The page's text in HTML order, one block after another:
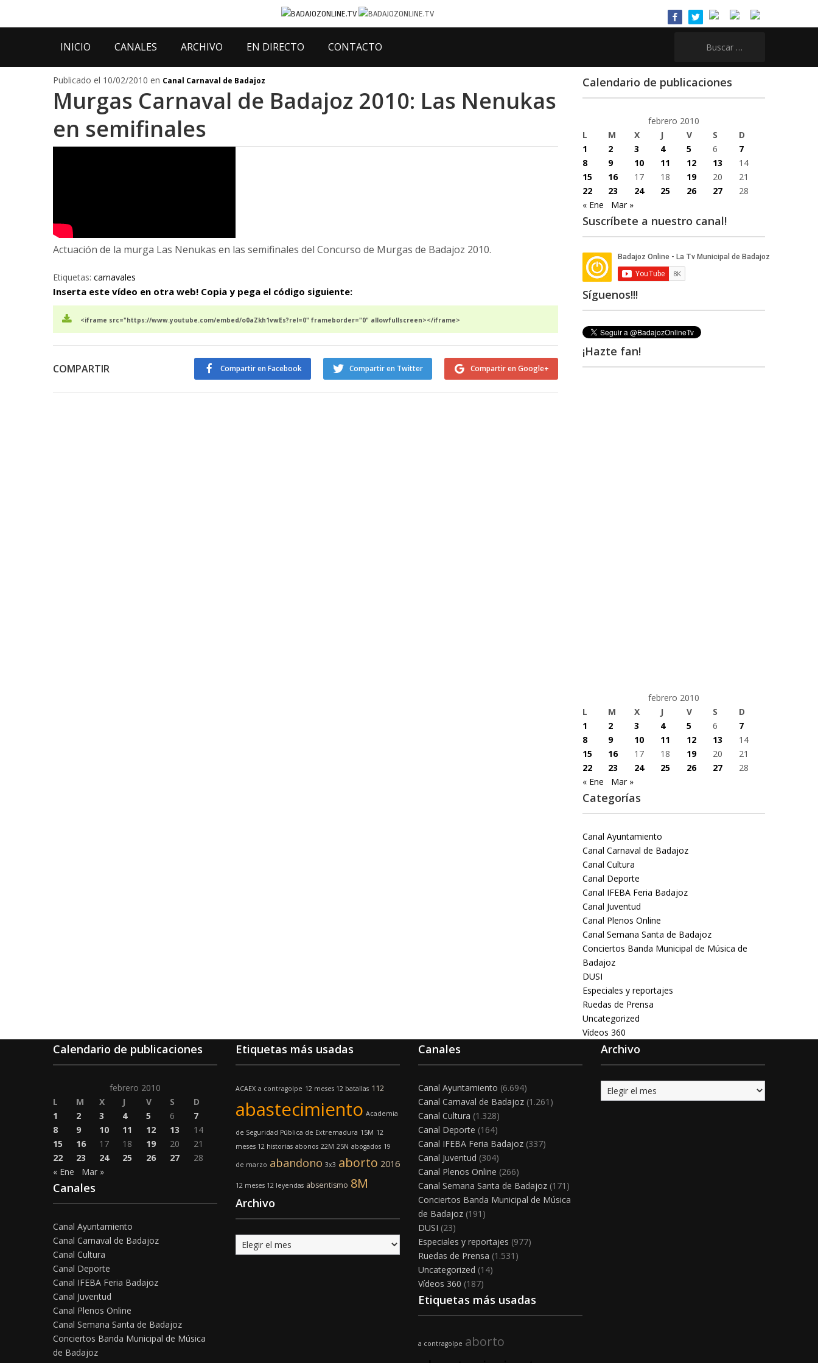
INICIO CANALES ARCHIVO EN DIRECTO CONTACTO
Publicado el 10/02/2010 en Canal Carnaval de Badajoz
Murgas Carnaval de Badajoz 2010: Las Nenukas
en semifinales
Actuación de la murga Las Nenukas en las semifinales del Concurso de Murgas de Badajoz 2010.
Etiquetas: carnavales
Inserta este vídeo en otra web! Copia y pega el código siguiente:
<iframe src="https://www.youtube.com/embed/o0aZkh1vwEs?rel=0" frameborder="0" allowfullscreen></iframe>
COMPARTIR Compartir en Google+
Compartir en Twitter
Compartir en Facebook
Calendario de publicaciones
febrero 2010
L
M X J V S
D
1
2 3 4 5 6
7
8
9 10 11 12 13
14
15
16 17 18 19 20
21
22
23 24 25 26 27
28
« Ene
Mar »
Suscríbete a nuestro canal!
Síguenos!!!
¡Hazte fan!
febrero 2010
L
M X J V S
D
1
2 3 4 5 6
7
8
9 10 11 12 13
14
15
16 17 18 19 20
21
22
23 24 25 26 27
28
« Ene
Mar »
Categorías
Canal Ayuntamiento
Canal Carnaval de Badajoz
Canal Cultura
Canal Deporte
Canal IFEBA Feria Badajoz
Canal Juventud
Canal Plenos Online
Canal Semana Santa de Badajoz
Conciertos Banda Municipal de Música de
Badajoz
DUSI
Especiales y reportajes
Ruedas de Prensa
Uncategorized
Vídeos 360
Calendario de publicaciones
febrero 2010
L
M X J V S
D
1
2 3 4 5 6
7
8
9 10 11 12 13
14
15
16 17 18 19 20
21
22
23 24 25 26 27
28
« Ene
Mar »
Canales
Canal Ayuntamiento
Canal Carnaval de Badajoz
Canal Cultura
Canal Deporte
Canal IFEBA Feria Badajoz
Canal Juventud
Canal Plenos Online
Canal Semana Santa de Badajoz
Conciertos Banda Municipal de Música
de Badajoz
Etiquetas más usadas
ACAEX a contragolpe 12 meses 12 batallas 112
abastecimiento Academia
de Seguridad Pública de Extremadura 15M 12
meses 12 historias abonos 22M 25N abogados 19
de marzo abandono 3x3 aborto 2016
12 meses 12 leyendas absentismo 8M
Archivo
Archivo
Canales
Canal Ayuntamiento (6.694)
Canal Carnaval de Badajoz (1.261)
Canal Cultura (1.328)
Canal Deporte (164)
Canal IFEBA Feria Badajoz (337)
Canal Juventud (304)
Canal Plenos Online (266)
Canal Semana Santa de Badajoz (171)
Conciertos Banda Municipal de Música
de Badajoz (191)
DUSI (23)
Especiales y reportajes (977)
Ruedas de Prensa (1.531)
Uncategorized (14)
Vídeos 360 (187)
Etiquetas más usadas
a contragolpe aborto
Archivo
Archivo